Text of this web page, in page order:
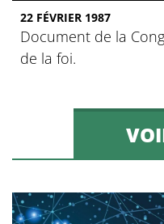
22 FÉVRIER 1987
Document de la
de la foi.